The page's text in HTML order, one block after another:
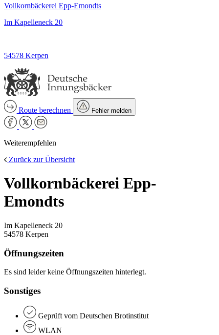
Vollkornbäckerei Epp-Emondts
Im Kapelleneck 20
54578 Kerpen
Route berechnen Fehler melden
Weiterempfehlen
Zurück zur Übersicht
Vollkornbäckerei Epp-
Emondts
Im Kapelleneck 20
54578 Kerpen
Öffnungszeiten
Es sind leider keine Öffnungszeiten hinterlegt.
Sonstiges
Geprüft vom Deutschen Brotinstitut
WLAN